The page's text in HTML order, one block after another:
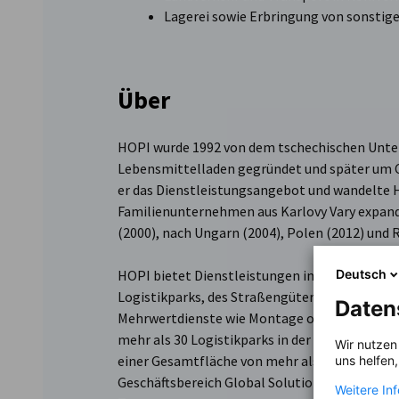
Lagerei sowie Erbringung von
Über
HOPI wurde 1992 von dem tschechischen
Lebensmittelladen gegründet und später um
er das Dienstleistungsangebot und wandelte
Familienunternehmen aus Karlovy Vary
(2000), nach Ungarn (2004), Polen (2012) und
HOPI bietet Dienstleistungen im Bereich der
Logistikparks, des Straßengütertransports
Mehrwertdienste wie Montage oder
mehr als 30 Logistikparks in der
einer Gesamtfläche von mehr als 500.000
Geschäftsbereich Global Solution auch auf
Deutsch
Wir
uns
Weitere